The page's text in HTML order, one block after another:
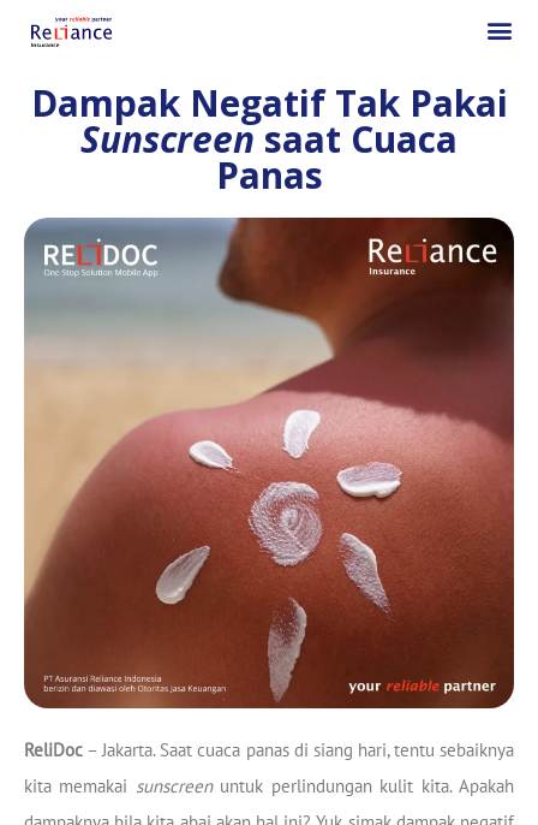
Dampak Negatif Tak Pakai
Sunscreensaat Cuaca
Panas
ReliDoc – Jakarta. Saat cuaca panas di siang hari, tentu sebaiknya
kita memakai sunscreenuntuk perlindungan kulit kita. Apakah